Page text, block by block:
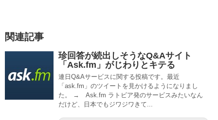
関連記事
珍回答が続出しそうなQ&Aサイト
「Ask.fm」がじわりとキテる
連日Q&Aサービスに関する投稿です。最近
「ask.fm」のツイートを見かけるようになりまし
た。 → Ask.fm ラトビア発のサービスみたいなん
だけど、日本でもジワジワきて...